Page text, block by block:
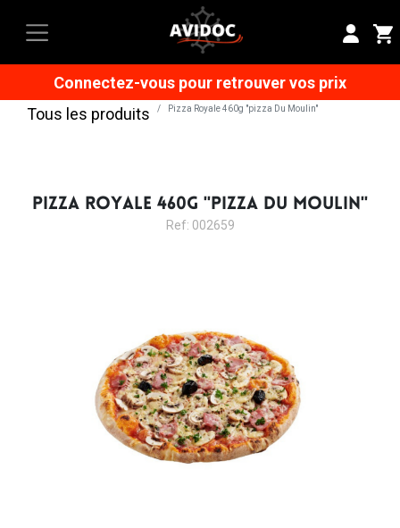
Connectez-vous pour retrouver vos prix
Tous les produits
Pizza Royale 460g "pizza Du Moulin"
PIZZA ROYALE 460G "PIZZA DU MOULIN"
Ref: 002659